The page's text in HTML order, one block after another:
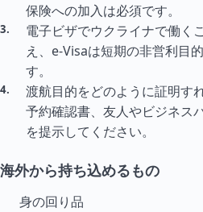
保険への加入は必須です。
電子ビザでウクライナで働く
え、e-Visaは短期の非営利目
す。
渡航目的をどのように証明す
予約確認書、友人やビジネス
を提示してください。
海外から持ち込めるもの
身の回り品